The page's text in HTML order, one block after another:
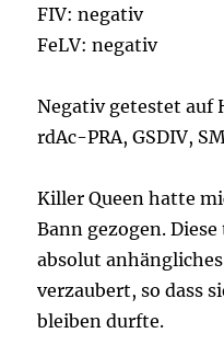
FIV: negativ
FeLV: negativ
Negativ getestet auf
rdAc-PRA, GSDIV,
Killer Queen hatte
Bann gezogen.
absolut
verzaubert, so dass
bleiben durfte.